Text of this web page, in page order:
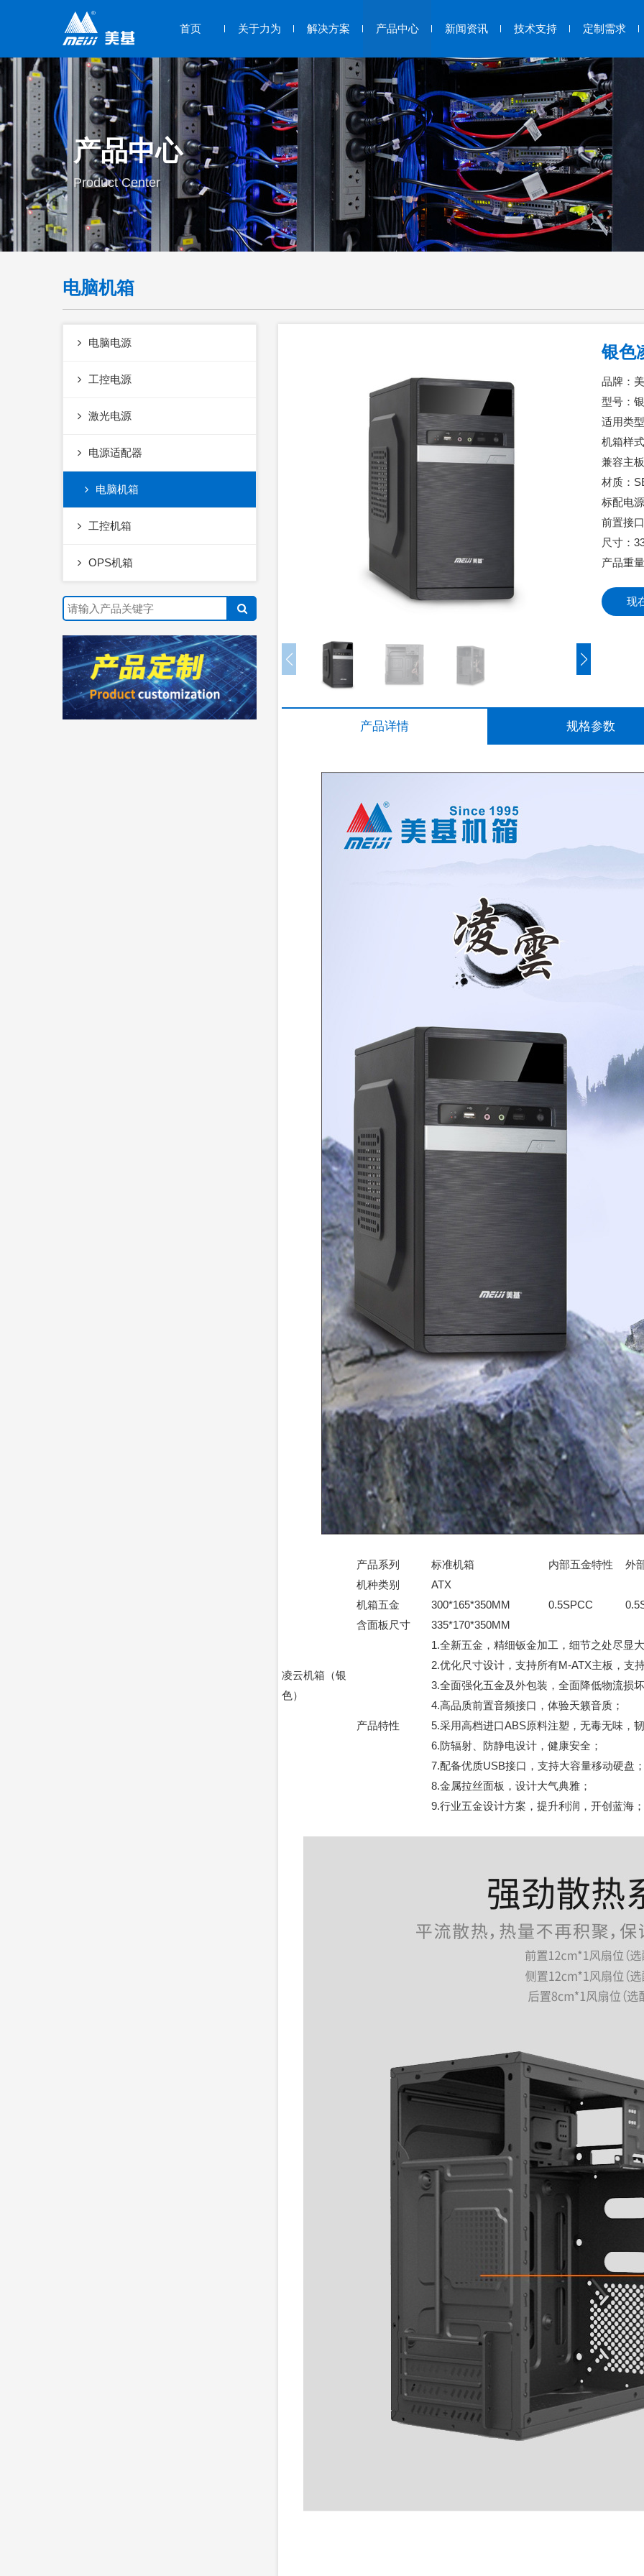
首页 关于力为 解决方案 产品中心 新闻资讯 技术支持 定制需求
产品中心
Product Center
电脑机箱
电脑电源
工控电源
激光电源
电源适配器
电脑机箱
工控机箱
OPS机箱
银色
品牌：
型号：
适用类
机箱样
兼容主
材质：
标配电
前置接
尺寸：
产品重
现
产品详情 规格参数
凌云机箱（银
色）
产品系列 标准机箱 内部五金特性
外
机种类别
ATX
0.5SPCC
机箱五金
300*165*350MM
含面板尺寸
335*170*350MM
产品特性
1.全新五金，精细钣金加工，细节之处尽显
2.优化尺寸设计，支持所有M-ATX主板，支
3.全面强化五金及外包装，全面降低物流损
4.高品质前置音频接口，体验天籁音质；
5.采用高档进口ABS原料注塑，无毒无味，
6.防辐射、防静电设计，健康安全；
7.配备优质USB接口，支持大容量移动硬盘
8.金属拉丝面板，设计大气典雅；
9.行业五金设计方案，提升利润，开创蓝